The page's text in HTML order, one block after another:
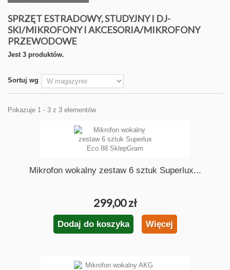
SPRZĘT ESTRADOWY, STUDYJNY I DJ-
SKI/MIKROFONY I AKCESORIA/MIKROFONY
PRZEWODOWE
Jest 3 produktów.
Sortuj wg
Pokazuje 1 - 3 z 3 elementów
Mikrofon wokalny zestaw 6 sztuk Superlux...
299,00 zł
Dodaj do koszyka Więcej